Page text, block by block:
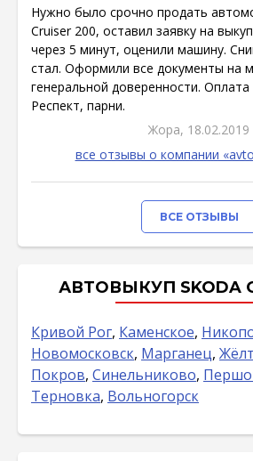
Нужно было срочно продать
Cruiser 200, оставил заявку на
через 5 минут, оценили машину.
стал. Оформили все документы на
генеральной доверенности.
Респект, парни.
Жора, 18.02.2019
все отзывы о компании
ВСЕ ОТЗЫВЫ
АВТОВЫКУП SKODA
Кривой Рог, Каменское,
Новомосковск, Марганец,
Покров, Синельниково,
Терновка, Вольногорск